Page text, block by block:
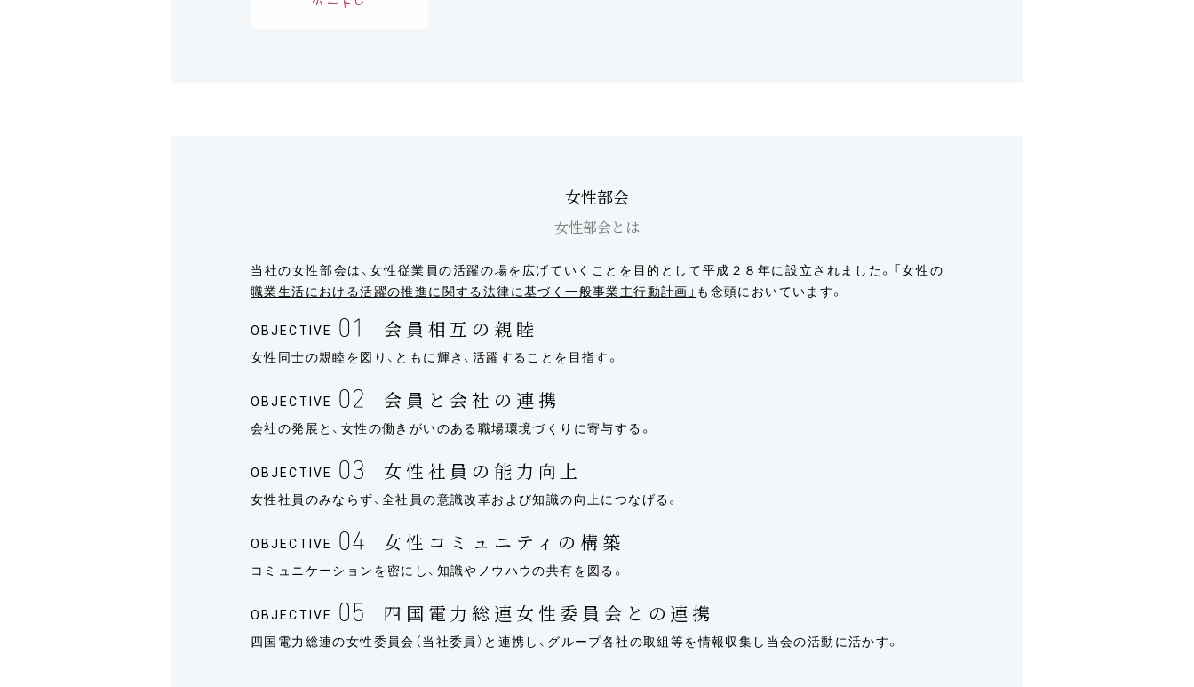
女性部会
女性部会とは
当社の女性部会は、女性従業員の活躍の場を広げていくことを目的として平成２８年に設立されました。 「女性の
職業生活における活躍の推進に関する法律に基づく一般事業主行動計画」 も念頭においています。
OBJECTIVE 会員相互の親睦
女性同士の親睦を図り、ともに輝き、活躍することを目指す。
OBJECTIVE 会員と会社の連携
会社の発展と、女性の働きがいのある職場環境づくりに寄与する。
OBJECTIVE 女性社員の能力向上
女性社員のみならず、全社員の意識改革および知識の向上につなげる。
OBJECTIVE 女性コミュニティの構築
コミュニケーションを密にし、知識やノウハウの共有を図る。
OBJECTIVE 四国電力総連女性委員会との連携
四国電力総連の女性委員会（当社委員）と連携し、グループ各社の取組等を情報収集し当会の活動に活かす。